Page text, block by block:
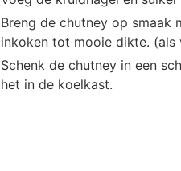
Breng de chutney op smaak
inkoken tot mooie dikte. (als
Schenk de chutney in een
het in de koelkast.